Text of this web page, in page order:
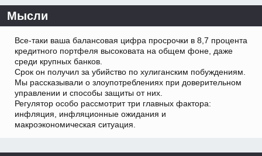
Мысли
Все-таки ваша балансовая цифра просрочки в 8,7 процента
кредитного портфеля высоковата на общем фоне, даже
среди крупных банков.
Срок он получил за убийство по хулиганским побуждениям.
Мы рассказывали о злоупотреблениях при доверительном
управлении и способы защиты от них.
Регулятор особо рассмотрит три главных фактора:
инфляция, инфляционные ожидания и
макроэкономическая ситуация.